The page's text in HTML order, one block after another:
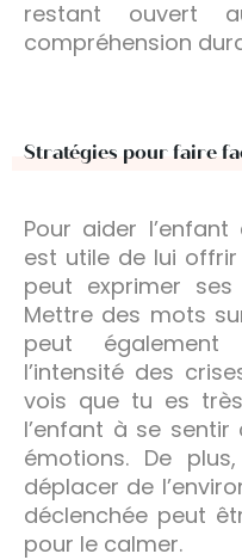
restant ouvert
compréhension
Stratégies pour faire
Pour aider
est utile de lui
peut exprimer
Mettre des mots
peut
l’intensité des
vois que tu es
l’enfant à se
émotions. De
déplacer de
déclenchée peut
pour le calmer.